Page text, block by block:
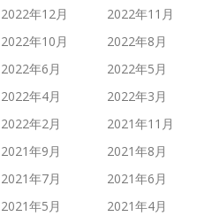
2022年12月
2022年11月
2022年10月
2022年8月
2022年6月
2022年5月
2022年4月
2022年3月
2022年2月
2021年11月
2021年9月
2021年8月
2021年7月
2021年6月
2021年5月
2021年4月